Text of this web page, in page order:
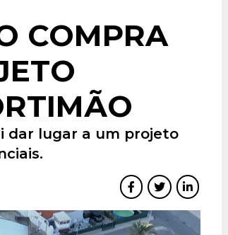
COMPRA
dar lugar a um projeto